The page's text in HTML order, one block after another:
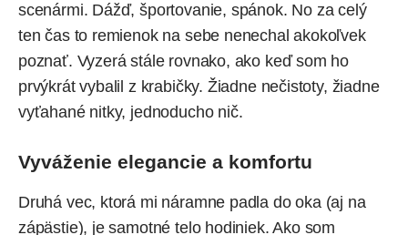
scenármi. Dážď, športovanie, spánok. No za celý
ten čas to remienok na sebe nenechal akokoľvek
poznať. Vyzerá stále rovnako, ako keď som ho
prvýkrát vybalil z krabičky. Žiadne nečistoty, žiadne
vyťahané nitky, jednoducho nič.
Vyváženie elegancie a komfortu
Druhá vec, ktorá mi náramne padla do oka (aj na
zápästie), je samotné telo hodiniek. Ako som